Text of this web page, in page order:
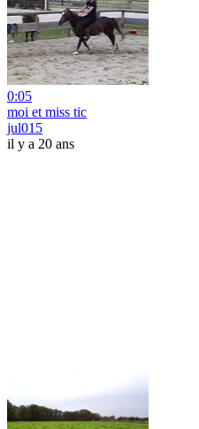
0:05
moi et miss tic
jul015
il y a 20 ans